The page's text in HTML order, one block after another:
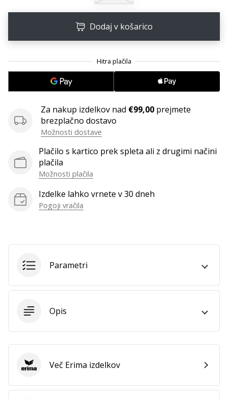
rokometne
Si
rokometni/a
navdušenec/ka,
smo
mi?
Pridruži
nam
kot
ambasador/ka.
članke
Dodaj v košarico
Za nakup izdelkov nad €99,00 prejmete
brezplačno dostavo
Možnosti dostave
Plačilo s kartico prek spleta ali z drugimi načini
plačila
Možnosti plačila
Izdelke lahko vrnete v 30 dneh
Pogoji vračila
Parametri
Opis
Erima Več Erima izdelkov